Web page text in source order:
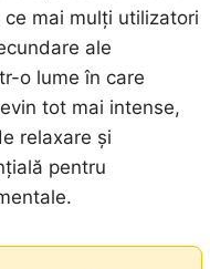
mai mulți utilizatori
ale
o lume în care
tot mai intense,
relaxare și
pentru